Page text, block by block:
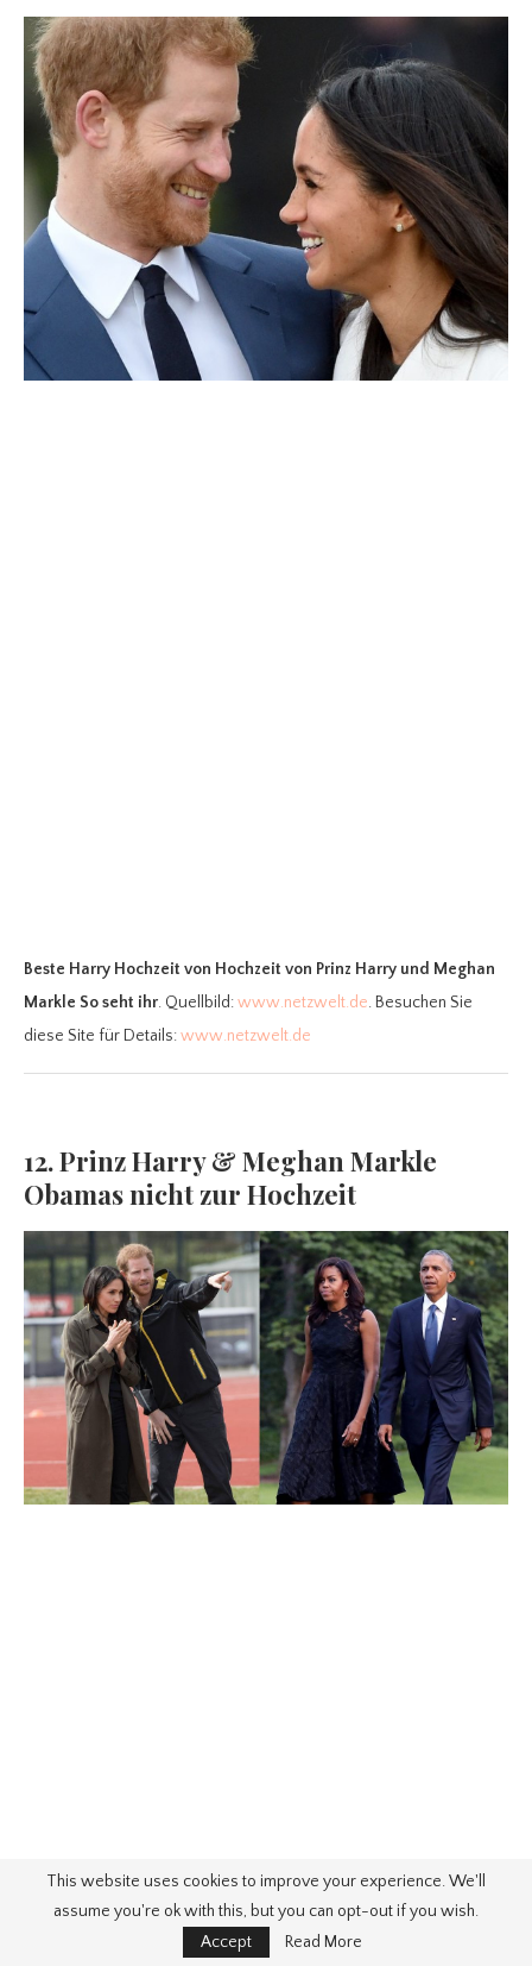
Beste Harry Hochzeit von Hochzeit von Prinz Harry und Meghan
Markle So seht ihr. Quellbild:www.netzwelt.de. Besuchen Sie
diese Site für Details:www.netzwelt.de
12. Prinz Harry & Meghan Markle
Obamas nicht zur Hochzeit
This website uses cookies to improve your experience. We'll
assume you're ok with this, but you can opt-out if you wish.
Accept
Read More